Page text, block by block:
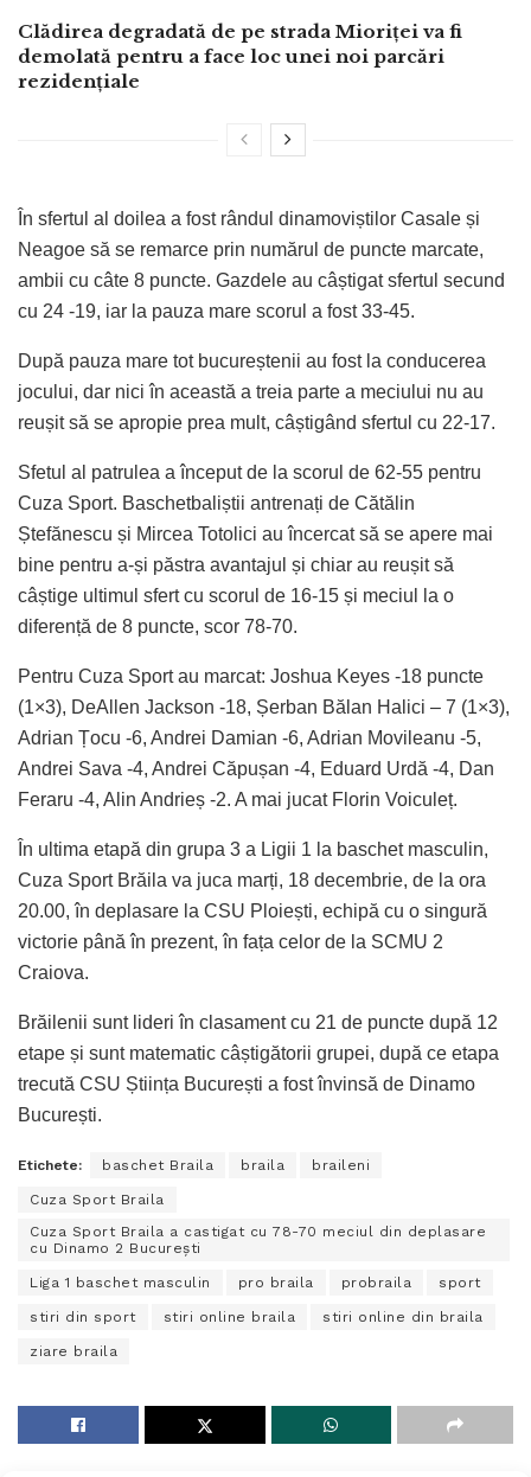
Clădirea degradată de pe strada Mioriței va fi
demolată pentru a face loc unei noi parcări
rezidențiale
În sfertul al doilea a fost rândul dinamoviștilor Casale și
Neagoe să se remarce prin numărul de puncte marcate,
ambii cu câte 8 puncte. Gazdele au câștigat sfertul secund
cu 24 -19, iar la pauza mare scorul a fost 33-45.
După pauza mare tot bucureștenii au fost la conducerea
jocului, dar nici în această a treia parte a meciului nu au
reușit să se apropie prea mult, câștigând sfertul cu 22-17.
Sfetul al patrulea a început de la scorul de 62-55 pentru
Cuza Sport. Baschetbaliștii antrenați de Cătălin
Ștefănescu și Mircea Totolici au încercat să se apere mai
bine pentru a-și păstra avantajul și chiar au reușit să
câștige ultimul sfert cu scorul de 16-15 și meciul la o
diferență de 8 puncte, scor 78-70.
Pentru Cuza Sport au marcat: Joshua Keyes -18 puncte
(1×3), DeAllen Jackson -18, Șerban Bălan Halici – 7 (1×3),
Adrian Țocu -6, Andrei Damian -6, Adrian Movileanu -5,
Andrei Sava -4, Andrei Căpușan -4, Eduard Urdă -4, Dan
Feraru -4, Alin Andrieș -2. A mai jucat Florin Voiculeț.
În ultima etapă din grupa 3 a Ligii 1 la baschet masculin,
Cuza Sport Brăila va juca marți, 18 decembrie, de la ora
20.00, în deplasare la CSU Ploiești, echipă cu o singură
victorie până în prezent, în fața celor de la SCMU 2
Craiova.
Brăilenii sunt lideri în clasament cu 21 de puncte după 12
etape și sunt matematic câștigătorii grupei, după ce etapa
trecută CSU Știința București a fost învinsă de Dinamo
București.
Etichete: baschet Braila braila braileni
Cuza Sport Braila
Cuza Sport Braila a castigat cu 78-70 meciul din deplasare
cu Dinamo 2 București
Liga 1 baschet masculin pro braila probraila sport
stiri din sport stiri online braila stiri online din braila
ziare braila